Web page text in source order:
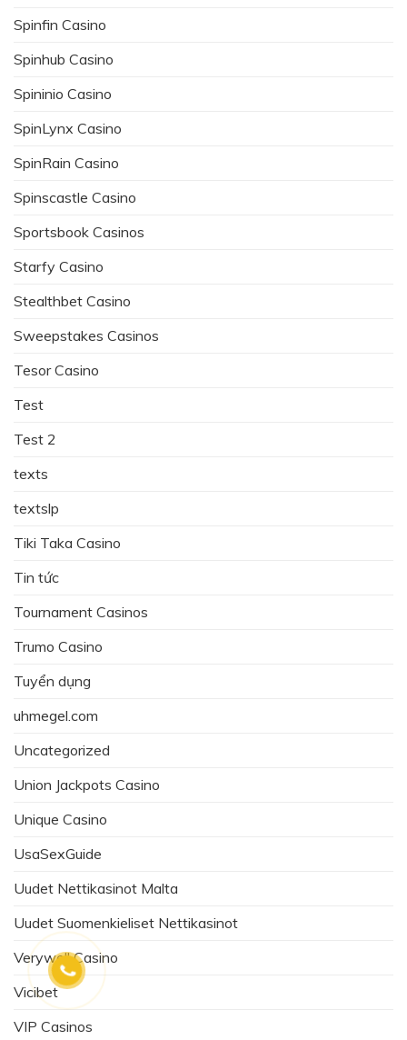
Spinfin Casino
Spinhub Casino
Spininio Casino
SpinLynx Casino
SpinRain Casino
Spinscastle Casino
Sportsbook Casinos
Starfy Casino
Stealthbet Casino
Sweepstakes Casinos
Tesor Casino
Test
Test 2
texts
textslp
Tiki Taka Casino
Tin tức
Tournament Casinos
Trumo Casino
Tuyển dụng
uhmegel.com
Uncategorized
Union Jackpots Casino
Unique Casino
UsaSexGuide
Uudet Nettikasinot Malta
Uudet Suomenkieliset Nettikasinot
Verywell Casino
Vicibet
VIP Casinos